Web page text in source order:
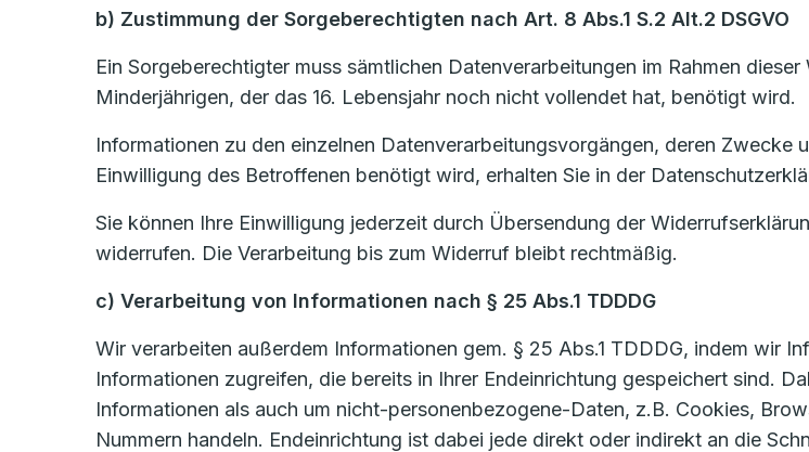
b) Zustimmung der Sorgeberechtigten nach Art. 8 Abs.1 S.2 Alt.2 DSGVO
Ein Sorgeberechtigter muss sämtlichen Datenverarbeitungen im Rahmen
Minderjährigen, der das 16. Lebensjahr noch nicht vollendet hat, benötigt wird.
Informationen zu den einzelnen Datenverarbeitungsvorgängen, deren
Einwilligung des Betroffenen benötigt wird, erhalten Sie in der
Sie können Ihre Einwilligung jederzeit durch Übersendung der
widerrufen. Die Verarbeitung bis zum Widerruf bleibt rechtmäßig.
c) Verarbeitung von Informationen nach § 25 Abs.1 TDDDG
Wir verarbeiten außerdem Informationen gem. § 25 Abs.1 TDDDG, indem wir
Informationen zugreifen, die bereits in Ihrer Endeinrichtung gespeichert sind.
Informationen als auch um nicht-personenbezogene-Daten, z.B. Cookies,
Nummern handeln. Endeinrichtung ist dabei jede direkt oder indirekt an die